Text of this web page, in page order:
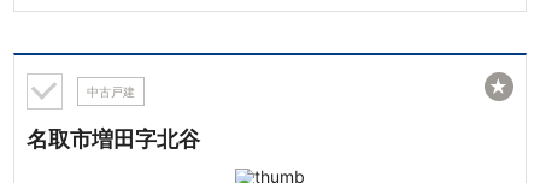
中古戸建
名取市増田字北谷
★